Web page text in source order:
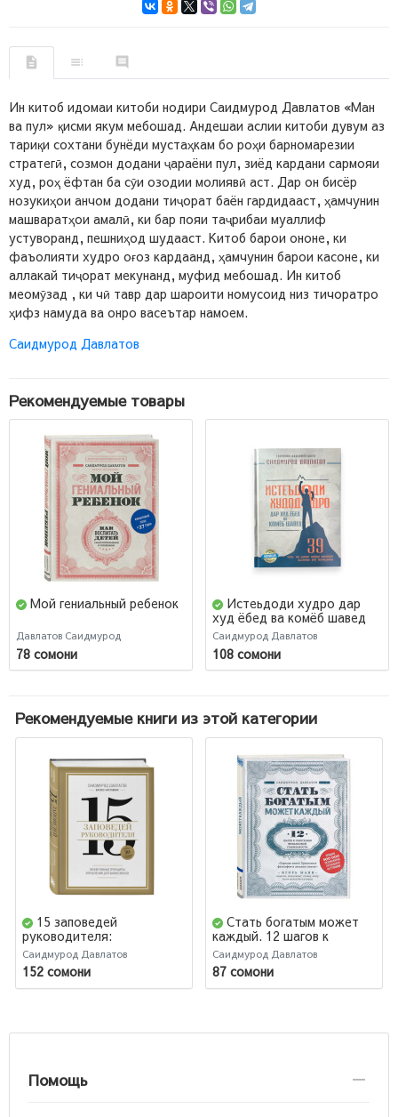
Ин китоб идомаи китоби нодири Саидмурод Давлатов «Ман
ва пул» қисми якум мебошад. Андешаи аслии китоби дувум аз
тариқи сохтани бунёди мустаҳкам бо роҳи барномарезии
стратегӣ, созмон додани ҷараёни пул, зиёд кардани сармояи
худ, роҳ ёфтан ба сӯи озодии молиявӣ аст. Дар он бисёр
нозукиҳои анчом додани тиҷорат баён гардидааст, ҳамчунин
машваратҳои амалӣ, ки бар пояи таҷрибаи муаллиф
устуворанд, пешниҳод шудааст. Китоб барои ононе, ки
фаъолияти худро оғоз кардаанд, ҳамчунин барои касоне, ки
аллакай тиҷорат мекунанд, муфид мебошад. Ин китоб
меомӯзад , ки чӣ тавр дар шароити номусоид низ тичоратро
ҳифз намуда ва онро васеътар намоем.
Саидмурод Давлатов
Рекомендуемые товары
Мой гениальный ребенок
Давлатов Саидмурод
78 сомони
Истеьдоди худро дар
худ ёбед ва комёб шавед
Саидмурод Давлатов
108 сомони
Рекомендуемые книги из этой категории
15 заповедей
руководителя:
эффективные принципы
управления для
бизнесменов
Саидмурод Давлатов
152 сомони
Стать богатым может
каждый. 12 шагов к
обретению финансовой
стабильности
Саидмурод Давлатов
87 сомони
Помощь